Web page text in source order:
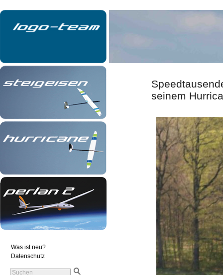
seinem
Was ist neu?
Datenschutz